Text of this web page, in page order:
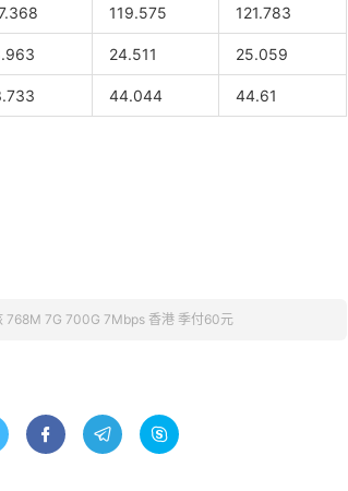
119.575 121.783
24.511 25.059
44.044 44.61
768M 7G 700G 7Mbps 香港 季付60元
  